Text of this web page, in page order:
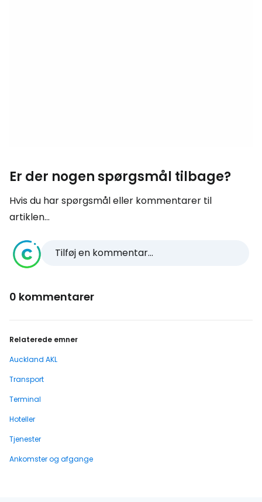
Er der nogen spørgsmål tilbage?
Hvis du har spørgsmål eller kommentarer til
artiklen...
Tilføj en kommentar...
0 kommentarer
Relaterede emner
Auckland AKL
Transport
Terminal
Hoteller
Tjenester
Ankomster og afgange